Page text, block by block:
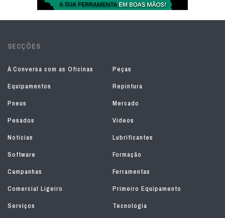
SECÇÕES
À Conversa com as Oficinas
Peças
Equipamentos
Repintura
Pneus
Mercado
Pesados
Vídeos
Notícias
Lubrificantes
Software
Formação
Campanhas
Ferramentas
Comercial Ligeiro
Primeiro Equipamento
Serviços
Tecnologia